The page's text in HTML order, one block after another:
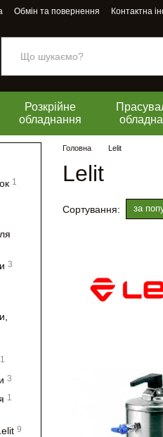
Обмін та повернення Контактна
Розкрійне
обладнання
Головна Lelit
Lelit
Сортування: за
1
3
1
3
1
9